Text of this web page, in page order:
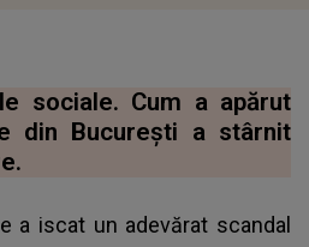
sociale. Cum a apărut
din București a stârnit
a iscat un adevărat scandal